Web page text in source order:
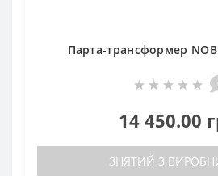
Парта-трансформер
14 450.00
ЗНЯТИЙ З